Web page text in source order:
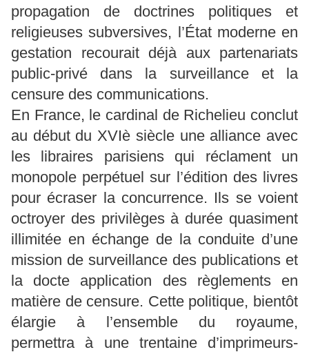
propagation de doctrines politiques et
religieuses subversives, l’État moderne en
gestation recourait déjà aux partenariats
public-privé dans la surveillance et la
censure des communications.
En France, le cardinal de Richelieu conclut
au début du XVIè siècle une alliance avec
les libraires parisiens qui réclament un
monopole perpétuel sur l’édition des livres
pour écraser la concurrence. Ils se voient
octroyer des privilèges à durée quasiment
illimitée en échange de la conduite d’une
mission de surveillance des publications et
la docte application des règlements en
matière de censure. Cette politique, bientôt
élargie à l’ensemble du royaume,
permettra à une trentaine d’imprimeurs-